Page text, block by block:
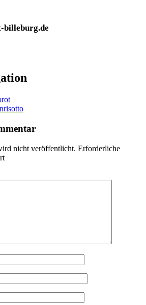
billeburg.de
nicht veröffentlicht. Erforderliche